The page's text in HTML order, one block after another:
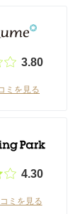
3.80
ミを見る
4.30
ミを見る